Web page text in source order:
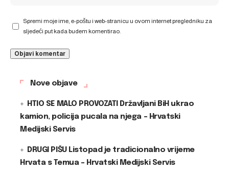
Spremi moje ime, e-poštu i web-stranicu u ovom internet pregledniku za
sljedeći put kada budem komentirao.
Nove objave
HTIO SE MALO PROVOZATI Državljani BiH ukrao
kamion, policija pucala na njega – Hrvatski
Medijski Servis
DRUGI PIŠU Listopad je tradicionalno vrijeme
Hrvata s Temua – Hrvatski Medijski Servis